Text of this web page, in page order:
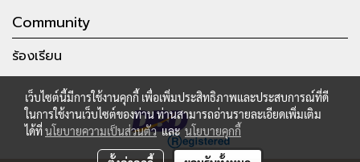
Community
ร้องเรียน
เว็บไซต์นี้มีการใช้งานคุกกี้ เพื่อเพิ่มประสิทธิภาพและประสบการณ์ที่ดี
ในการใช้งานเว็บไซต์ของท่าน ท่านสามารถอ่านรายละเอียดเพิ่มเติม
ได้ที่นโยบายความเป็นส่วนตัวและนโยบายคุกกี้